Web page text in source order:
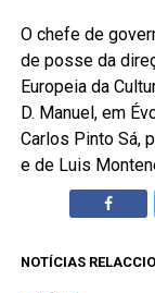
O chefe de
de posse da
Europeia da
D. Manuel, em
Carlos Pinto Sá,
e de Luis
NOTÍCIAS